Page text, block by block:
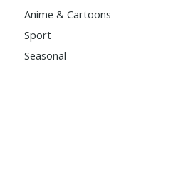
Anime & Cartoons
Sport
Seasonal